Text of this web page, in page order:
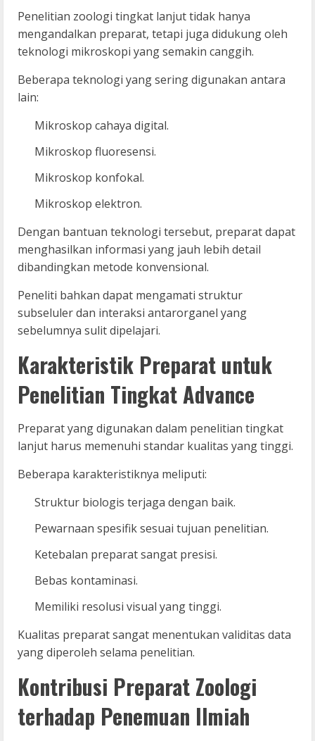
Penelitian zoologi tingkat lanjut tidak hanya
mengandalkan preparat, tetapi juga didukung oleh
teknologi mikroskopi yang semakin canggih.
Beberapa teknologi yang sering digunakan antara
lain:
Mikroskop cahaya digital.
Mikroskop fluoresensi.
Mikroskop konfokal.
Mikroskop elektron.
Dengan bantuan teknologi tersebut, preparat dapat
menghasilkan informasi yang jauh lebih detail
dibandingkan metode konvensional.
Peneliti bahkan dapat mengamati struktur
subseluler dan interaksi antarorganel yang
sebelumnya sulit dipelajari.
Karakteristik Preparat untuk
Penelitian Tingkat Advance
Preparat yang digunakan dalam penelitian tingkat
lanjut harus memenuhi standar kualitas yang tinggi.
Beberapa karakteristiknya meliputi:
Struktur biologis terjaga dengan baik.
Pewarnaan spesifik sesuai tujuan penelitian.
Ketebalan preparat sangat presisi.
Bebas kontaminasi.
Memiliki resolusi visual yang tinggi.
Kualitas preparat sangat menentukan validitas data
yang diperoleh selama penelitian.
Kontribusi Preparat Zoologi
terhadap Penemuan Ilmiah